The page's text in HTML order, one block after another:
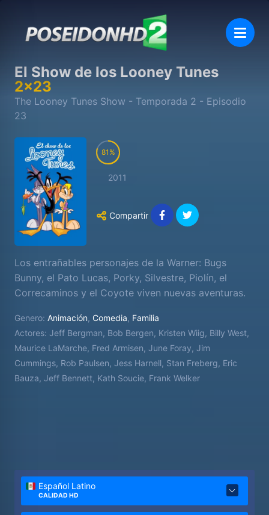
El Show de los Looney Tunes
2x23
The Looney Tunes Show - Temporada 2 - Episodio
23
81
2011
Compartir
Los entrañables personajes de la Warner: Bugs
Bunny, el Pato Lucas, Porky, Silvestre, Piolín, el
Correcaminos y el Coyote viven nuevas aventuras.
Genero: Animación, Comedia, Familia
Actores: Jeff Bergman, Bob Bergen, Kristen Wiig, Billy West,
Maurice LaMarche, Fred Armisen, June Foray, Jim
Cummings, Rob Paulsen, Jess Harnell, Stan Freberg, Eric
Bauza, Jeff Bennett, Kath Soucie, Frank Welker
Español Latino
CALIDAD HD